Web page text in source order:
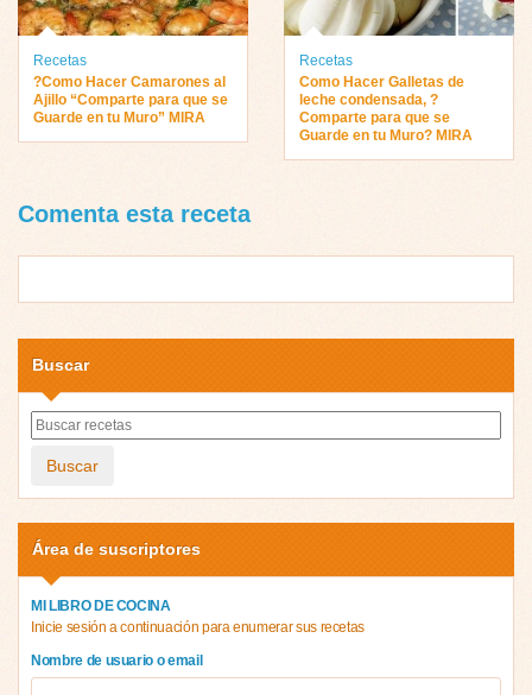
Recetas
?Como Hacer Camarones al
Ajillo “Comparte para que se
Guarde en tu Muro” MIRA
Recetas
Como Hacer Galletas de
leche condensada, ?
Comparte para que se
Guarde en tu Muro? MIRA
Comenta esta receta
Buscar
Buscar
Área de suscriptores
MI LIBRO DE COCINA
Inicie sesión a continuación para enumerar sus recetas
Nombre de usuario o email